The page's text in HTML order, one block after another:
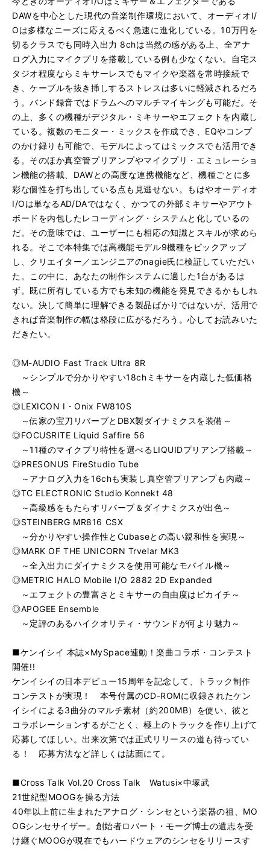
DAWを中心とした現代の音楽制作環境において、オーディオI/
Oは多様なニーズに応えるべく急速に進化している。10万円を
切るクラスでも同時入出力 8chは当然の感がある上、全アナ
ログ入力にマイクプリを搭載している例も少なくない。自宅ス
タジオ程度ならミキサーレスでもマイクや楽器を常時接続で
き、ケーブルを抜き挿しするストレスは多いに軽減されるだろ
う。バンド録音ではドラムへのマルチマイキングも可能だ。そ
の上、多くの機種がデジタル・ミキサーやエフェクトを内蔵し
ている。複数のモニター・ミックスを作成でき、EQやコンプ
のかけ録りも可能で、モデルによってはミックスでも活用でき
る。そのほか真空管プリアンプやマイクプリ・エミュレーショ
ン機能の搭載、DAWとの高度な連携機能など、機種ごとに多
彩な個性を打ち出している点も見逃せない。もはやオーディオ
I/Oは単なるAD/DAではなく、かつての外部ミキサーやアウト
ボードを内包したレコーディング・システムと化しているの
だ。その意味では、ユーザーにも相応の知識とスキルが求めら
れる。そこで本特集では高機能モデル9機種をピックアップ
し、クリエイター／エンジニアのnagie氏に検証していただい
た。この中に、あなたの制作システムに適した1台があるは
ず。既に所有している方でも未知の機能を発見できるかもしれ
ない。決して簡単に理解できる製品ばかりではないが、活用で
きれば音楽制作の幅は格段に広がるだろう。心してお読みいた
だきたい。
◎M-AUDIO Fast Track Ultra 8R
～シンプルで分かりやすい18chミキサーを内蔵した低価格
機～
◎LEXICON I・Onix FW810S
～伝家の宝刀リバーブとDBX製ダイナミクスを装備～
◎FOCUSRITE Liquid Saffire 56
～11種のマイクプリ特性を選べるLIQUIDプリアンプ搭載～
◎PRESONUS FireStudio Tube
～アナログ入力を16chも実装し真空管プリアンプも内蔵～
◎TC ELECTRONIC Studio Konnekt 48
～高級感をもたらすリバーブ＆ダイナミクスが出色～
◎STEINBERG MR816 CSX
～分かりやすい操作性とCubaseとの高い親和性を実現～
◎MARK OF THE UNICORN Trvelar MK3
～全入出力にダイナミクスを使用可能なモバイル機～
◎METRIC HALO Mobile I/O 2882 2D Expanded
～エフェクトの豊富さとミキサーの自由度はピカイチ～
◎APOGEE Ensemble
～定評のあるハイクオリティ・サウンドが何より魅力～
■ケンイシイ 本誌×MySpace連動！楽曲コラボ・コンテスト
開催!!
ケンイシイの日本デビュー15周年を記念して、トラック制作
コンテストが実現！ 本号付属のCD-ROMに収録されたケン
イシイによる3曲分のマルチ素材（約200MB）を使い、彼と
コラボレーションするがごとく、極上のトラックを作り上げて
応募してほしい。出来次第では正式リリースの道も待ってい
る！ 応募方法など詳しくは誌面にて。
■Cross Talk Vol.20 Cross Talk Watusi×中塚武
21世紀型MOOGを操る方法
40年以上前に生まれたアナログ・シンセという楽器の祖、MO
OGシンセサイザー。創始者ロバート・モーグ博士の遺志を受
け継ぐMOOGが現在でもハードウェアのシンセをリリースす